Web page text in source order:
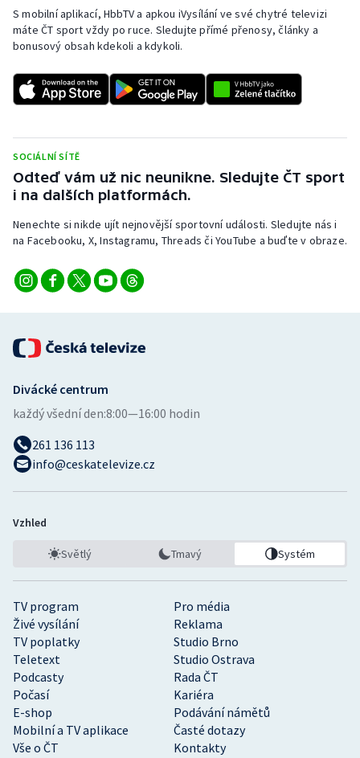
S mobilní aplikací, HbbTV a apkou iVysílání ve své chytré televizi
máte ČT sport vždy po ruce. Sledujte přímé přenosy, články a
bonusový obsah kdekoli a kdykoli.
SOCIÁLNÍ SÍTĚ
Odteď vám už nic neunikne. Sledujte ČT sport
i na dalších platformách.
Nenechte si nikde ujít nejnovější sportovní události. Sledujte nás i
na Facebooku, X, Instagramu, Threads či YouTube a buďte v obraze.
TV program
Pro média
Živé vysílání
Reklama
TV poplatky
Studio Brno
Teletext
Studio Ostrava
Podcasty
Rada ČT
Počasí
Kariéra
E-shop
Podávání námětů
Mobilní a TV aplikace
Časté dotazy
Vše o ČT
Kontakty
Divácké centrum
každý všední den:8:00—16:00 hodin
261 136 113
info@ceskatelevize.cz
Vzhled
Světlý Tmavý Systém